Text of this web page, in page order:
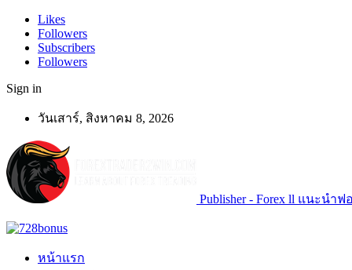
Likes
Followers
Subscribers
Followers
Sign in
วันเสาร์, สิงหาคม 8, 2026
Publisher - Forex ll แนะนำ
หน้าแรก